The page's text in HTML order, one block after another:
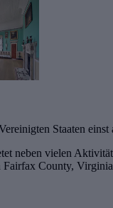
Staaten
neben vielen
County,